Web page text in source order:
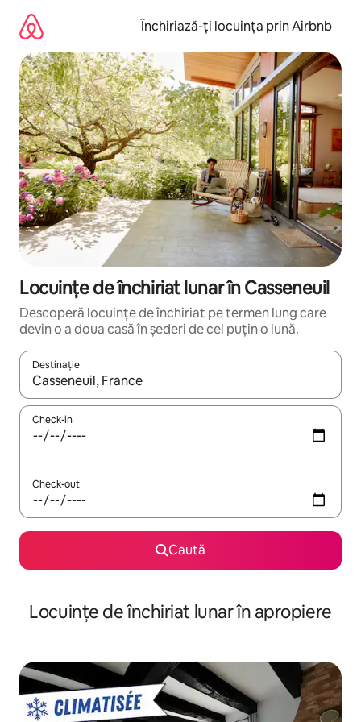
mergi
conținut
Închiriază-ți locuința prin Airbnb
Locuințe de închiriat lunar în Casseneuil
Descoperă locuințe de închiriat pe termen lung care
devin o a doua casă în șederi de cel puțin o lună.
Destinație
Când se încarcă rezultatele, navighează folosind tastele
Check-in
Check-out
Caută
Locuințe de închiriat lunar în apropiere